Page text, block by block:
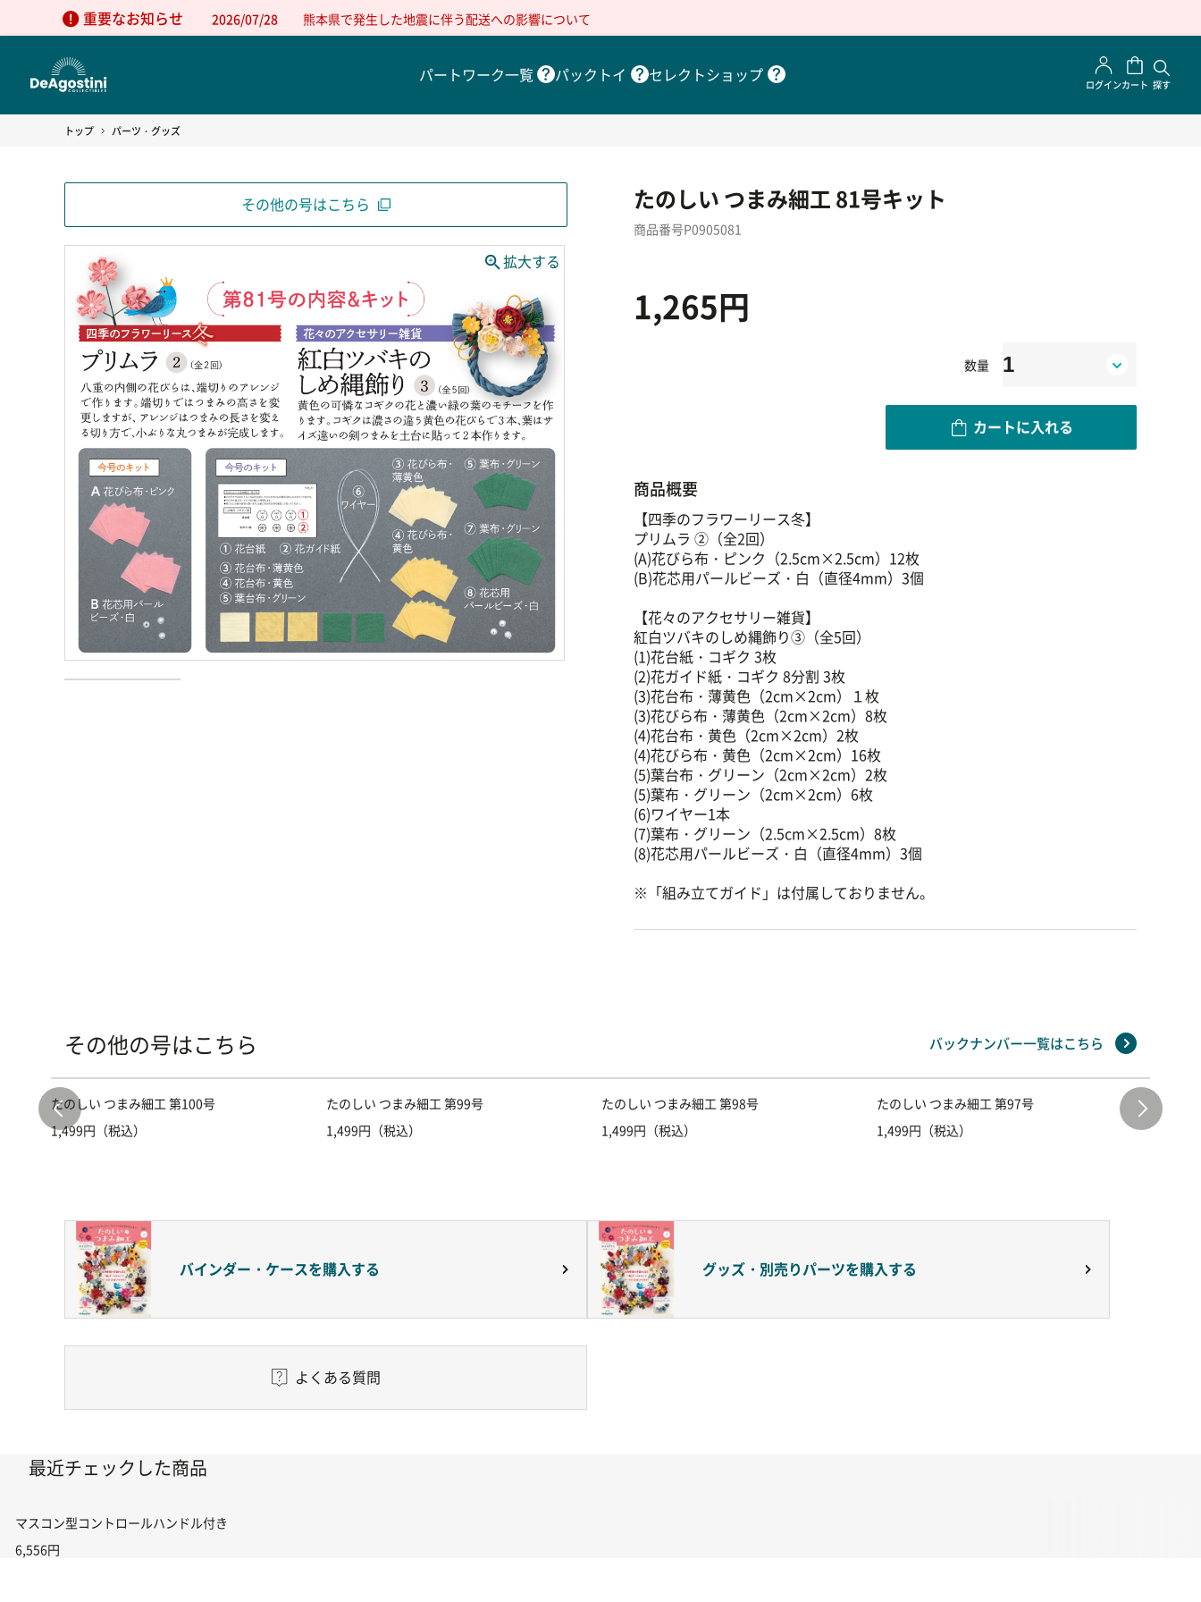
2026/07/28
重要なお知らせ 熊本県で発生した地震に伴う配送への影響について
パートワーク一覧 パックトイ セレクトショップ ログインカート 探す
トップ パーツ・グッズ
その他の号はこちら たのしい つまみ細工 81号キット
商品番号P0905081
1,265円
数量
カートに入れる
商品概要
【四季のフラワーリース冬】
プリムラ ②（全2回）
(A)花びら布・ピンク（2.5cm×2.5cm）12枚
(B)花芯用パールビーズ・白（直径4mm）3個
【花々のアクセサリー雑貨】
紅白ツバキのしめ縄飾り③（全5回）
(1)花台紙・コギク 3枚
(2)花ガイド紙・コギク 8分割 3枚
(3)花台布・薄黄色（2cm×2cm）１枚
(3)花びら布・薄黄色（2cm×2cm）8枚
(4)花台布・黄色（2cm×2cm）2枚
(4)花びら布・黄色（2cm×2cm）16枚
(5)葉台布・グリーン（2cm×2cm）2枚
(5)葉布・グリーン（2cm×2cm）6枚
(6)ワイヤー1本
(7)葉布・グリーン（2.5cm×2.5cm）8枚
(8)花芯用パールビーズ・白（直径4mm）3個
※「組み立てガイド」は付属しておりません。
その他の号はこちら
たのしい つまみ細工 第100号
1,499円（税込）
たのしい つまみ細工 第99号
1,499円（税込）
たのしい つまみ細工 第98号
1,499円（税込）
たのしい つまみ細工 第97号
1,499円（税込）
たのし
1,499円
バックナンバー一覧はこちら
バインダー・ケースを購入する グッズ・別売りパーツを購入する
よくある質問
最近チェックした商品
マスコン型コントロールハンドル付き コントローラー＆ポイント切り替えスイッチRC-02/C002 /A062
6,556円